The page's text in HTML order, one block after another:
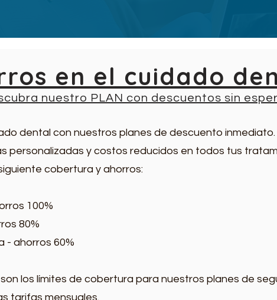
en el cuidado
nuestro PLAN con descuentos sin
dental con nuestros planes de descuento inmediato.
personalizadas y costos reducidos en todos tus
cobertura y ahorros:
100%
80%
- ahorros 60%
los límites de cobertura para nuestros planes de
tarifas mensuales.